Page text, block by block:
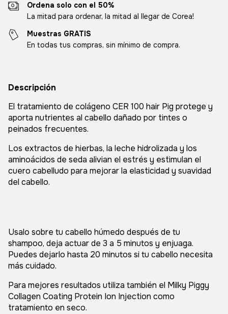
Ordena solo con el 50%
La mitad para ordenar, la mitad al llegar de Corea!
Muestras GRATIS
En todas tus compras, sin mínimo de compra.
Descripción
El tratamiento de colágeno CER 100 hair Pig protege y
aporta nutrientes al cabello dañado por tintes o
peinados frecuentes.
Los extractos de hierbas, la leche hidrolizada y los
aminoácidos de seda alivian el estrés y estimulan el
cuero cabelludo para mejorar la elasticidad y suavidad
del cabello.
Usalo sobre tu cabello húmedo después de tu
shampoo, deja actuar de 3 a 5 minutos y enjuaga.
Puedes dejarlo hasta 20 minutos si tu cabello necesita
más cuidado.
Para mejores resultados utiliza también el Milky Piggy
Collagen Coating Protein Ion Injection como
tratamiento en seco.